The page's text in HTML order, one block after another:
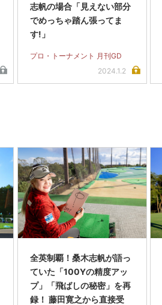
志帆の場合「見えない部分
でめっちゃ踏ん張ってま
す!」
プロ・トーナメント 月刊GD
2024.1.2
全英制覇！桑木志帆が語っ
ていた「100Yの精度アッ
プ」「飛ばしの秘密」を再
録！ 藤田寛之から直接受